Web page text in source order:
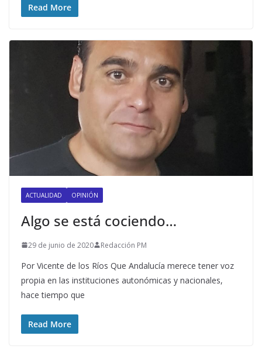
Read More
ACTUALIDAD OPINIÓN
Algo se está cociendo…
29 de junio de 2020 Redacción PM
Por Vicente de los Ríos Que Andalucía merece tener voz
propia en las instituciones autonómicas y nacionales,
hace tiempo que
Read More